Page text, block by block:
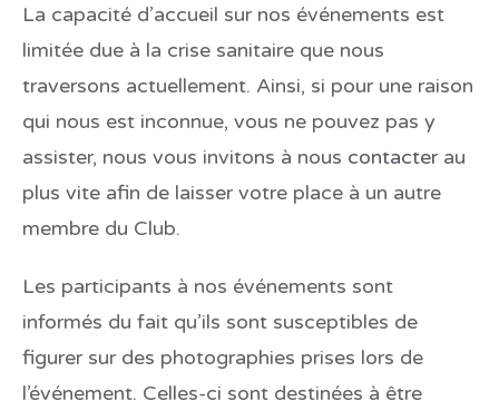
La capacité d’accueil sur nos événements est
limitée due à la crise sanitaire que nous
traversons actuellement. Ainsi, si pour une raison
qui nous est inconnue, vous ne pouvez pas y
assister, nous vous invitons à nous contacter au
plus vite afin de laisser votre place à un autre
membre du Club.
Les participants à nos événements sont
informés du fait qu’ils sont susceptibles de
figurer sur des photographies prises lors de
l’événement. Celles-ci sont destinées à être